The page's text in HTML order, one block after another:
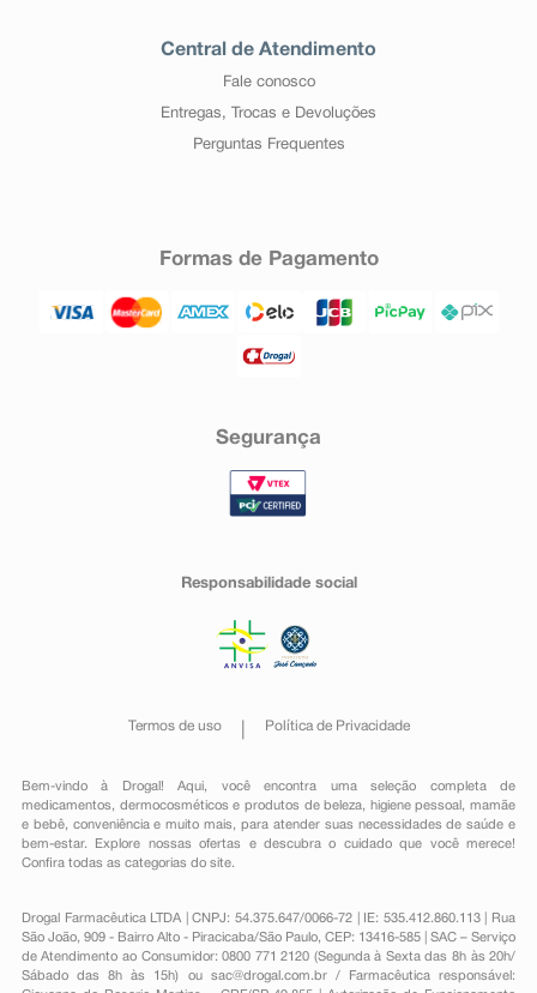
Central de Atendimento
Fale conosco
Entregas, Trocas e Devoluções
Perguntas Frequentes
Formas de Pagamento
Segurança
Responsabilidade social
Termos de uso Política de Privacidade
Bem-vindo à Drogal! Aqui, você encontra uma seleção completa de
medicamentos , dermocosméticos e produtos de beleza, higiene pessoal ,mamãe
e bebê, conveniênciae muito mais, para atender suas necessidades de saúde e
bem-estar. Explore nossas ofertas e descubra o cuidado que você merece!
Confira todas as categorias do site.
Drogal Farmacêutica LTDA | CNPJ: 54.375.647/0066-72 | IE: 535.412.860.113 | Rua
São João, 909 - Bairro Alto - Piracicaba/São Paulo, CEP: 13416-585 | SAC – Serviço
de Atendimento ao Consumidor: 0800 771 2120 (Segunda à Sexta das 8h às 20h/
Sábado das 8h às 15h) ou sac@drogal.com.br/ Farmacêutica responsável: